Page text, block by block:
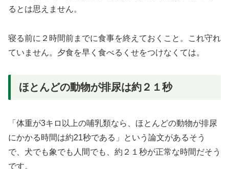
るとは思えません。
寝る前に２時間前までに食事を終えておくこと。これ守れ
ていません。夕食を早く食べるくせをつけなくては。
ほとんどの動物が排尿は約２１秒
「体重が3キロ以上の哺乳類なら、ほとんどの動物が排尿
にかかる時間は約21秒である」という論文があるそう
で、犬でも象でも人間でも、約２１秒が正常な時間だそう
です。